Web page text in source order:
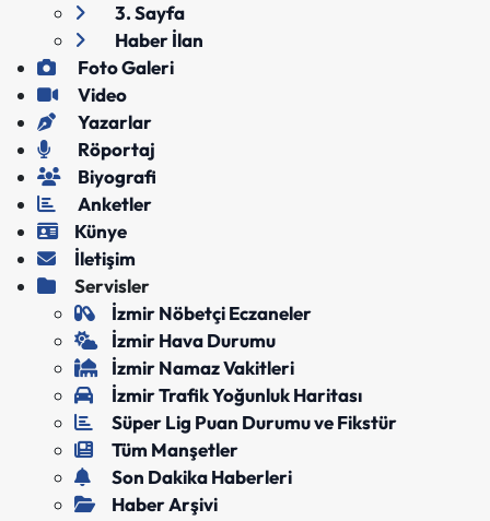
3. Sayfa
Haber İlan
Foto Galeri
Video
Yazarlar
Röportaj
Biyografi
Anketler
Künye
İletişim
Servisler
İzmir Nöbetçi Eczaneler
İzmir Hava Durumu
İzmir Namaz Vakitleri
İzmir Trafik Yoğunluk Haritası
Süper Lig Puan Durumu ve Fikstür
Tüm Manşetler
Son Dakika Haberleri
Haber Arşivi